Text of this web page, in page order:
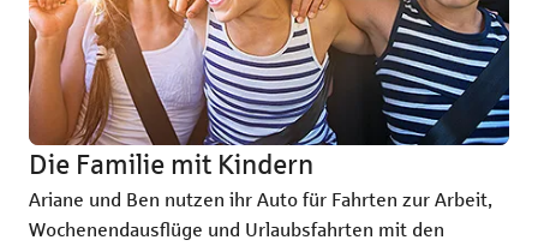
Die Familie mit Kindern
Ariane und Ben nutzen ihr Auto für Fahrten zur Arbeit,
Wochenendausflüge und Urlaubsfahrten mit den